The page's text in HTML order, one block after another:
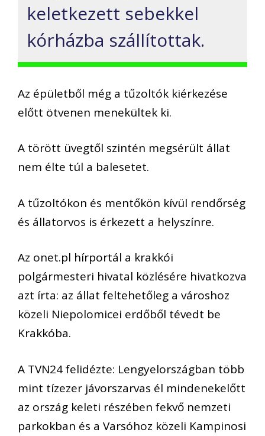
keletkezett sebekkel
kórházba szállítottak.
Az épületből még a tűzoltók kiérkezése
előtt ötvenen menekültek ki.
A törött üvegtől szintén megsérült állat
nem élte túl a balesetet.
A tűzoltókon és mentőkön kívül rendőrség
és állatorvos is érkezett a helyszínre.
Az onet.pl hírportál a krakkói
polgármesteri hivatal közlésére hivatkozva
azt írta: az állat feltehetőleg a városhoz
közeli Niepolomicei erdőből tévedt be
Krakkóba.
A TVN24 felidézte: Lengyelországban több
mint tízezer jávorszarvas él mindenekelőtt
az ország keleti részében fekvő nemzeti
parkokban és a Varsóhoz közeli Kampinosi